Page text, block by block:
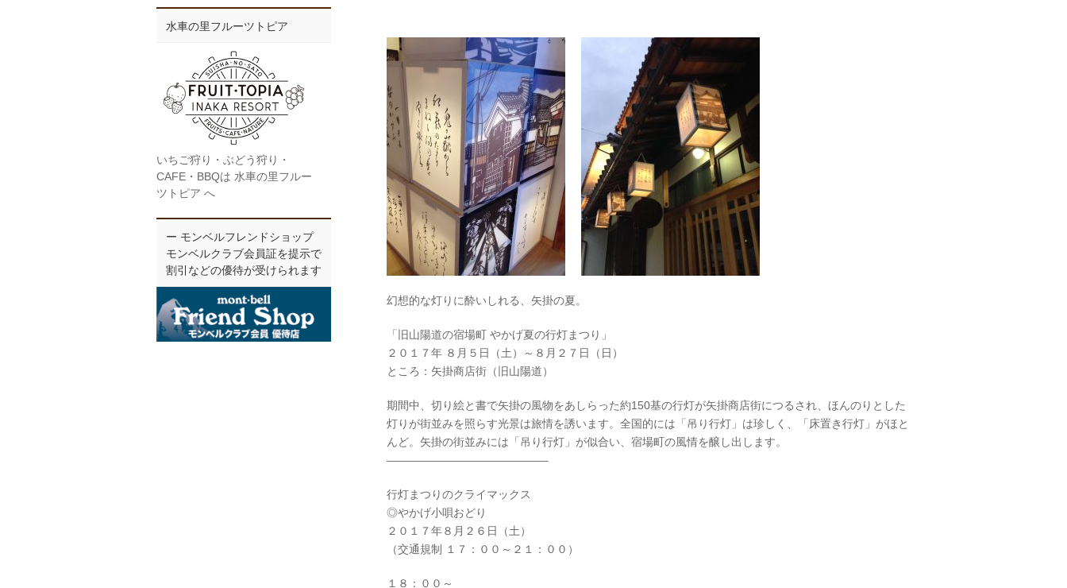
幻想的な灯りに酔いしれる、矢掛の夏。
「旧山陽道の宿場町 やかげ夏の行灯まつり」
２０１７年 ８月５日（土）～８月２７日（日）
ところ：矢掛商店街（旧山陽道）
期間中、切り絵と書で矢掛の風物をあしらった約150基の行灯が矢掛商店街につるされ、ほんのりとした
灯りが街並みを照らす光景は旅情を誘います。全国的には「吊り行灯」は珍しく、「床置き行灯」がほと
んど。矢掛の街並みには「吊り行灯」が似合い、宿場町の風情を醸し出します。
——————————————–
行灯まつりのクライマックス
◎やかげ小唄おどり
２０１７年８月２６日（土）
（交通規制 １７：００～２１：００）
１８：００～
水車の里フルーツトピア
いちご狩り・ぶどう狩り・
CAFE・BBQは 水車の里フルー
ツトピア へ
ー モンベルフレンドショップ
モンベルクラブ会員証を提示で
割引などの優待が受けられます